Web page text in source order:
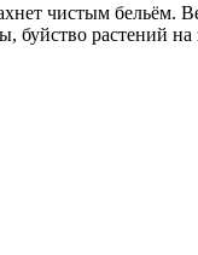
чистым бельём.
растений на